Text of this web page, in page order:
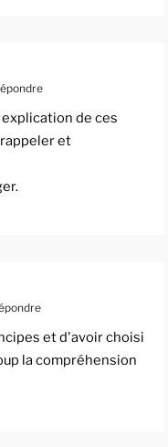
de ces
et
et d'avoir choisi
la compréhension